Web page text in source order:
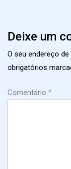
Deixe um
O seu endereço
obrigatórios
Comentário *